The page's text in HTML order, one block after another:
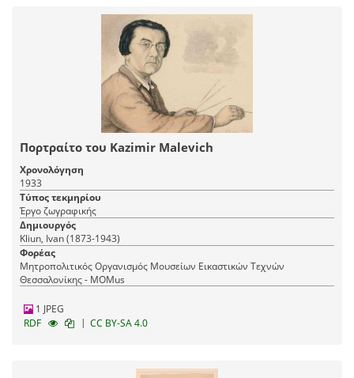
Πορτραίτο του Kazimir Malevich
Χρονολόγηση
1933
Τύπος τεκμηρίου
Έργο ζωγραφικής
Δημιουργός
Kliun, Ivan (1873-1943)
Φορέας
Μητροπολιτικός Οργανισμός Μουσείων Εικαστικών Τεχνών
Θεσσαλονίκης - MOMus
1 JPEG
RDF
| CC BY-SA 4.0